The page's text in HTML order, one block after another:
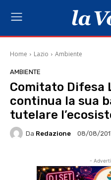
Home Lazio Ambiente
AMBIENTE
Comitato Difesa
continua la sua
tutelare
Da Redazione 08/08/
-